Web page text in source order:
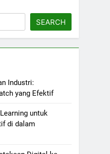
SEARCH
Industri:
yang Efektif
untuk
di dalam